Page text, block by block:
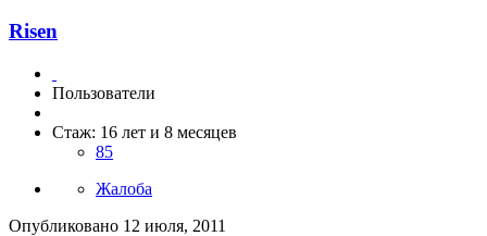
Risen
Пользователи
Стаж: 16 лет и 8 месяцев
85
Жалоба
Опубликовано 12 июля, 2011